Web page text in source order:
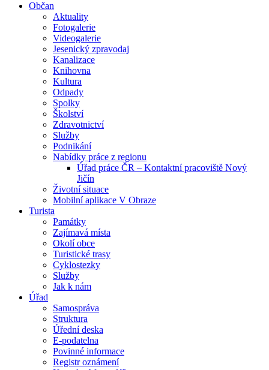
Občan
Aktuality
Fotogalerie
Videogalerie
Jesenický zpravodaj
Kanalizace
Knihovna
Kultura
Odpady
Spolky
Školství
Zdravotnictví
Služby
Podnikání
Nabídky práce z regionu
Úřad práce ČR – Kontaktní pracoviště Nový
Jičín
Životní situace
Mobilní aplikace V Obraze
Turista
Památky
Zajímavá místa
Okolí obce
Turistické trasy
Cyklostezky
Služby
Jak k nám
Úřad
Samospráva
Struktura
Úřední deska
E-podatelna
Povinné informace
Registr oznámení